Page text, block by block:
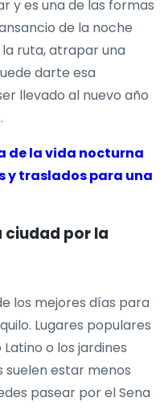
y es una de las formas
de la noche
ruta, atrapar una
darte esa
llevado al nuevo año
de la vida nocturna
y traslados para una
ciudad por la
los mejores días para
Lugares populares
o los jardines
suelen estar menos
pasear por el Sena